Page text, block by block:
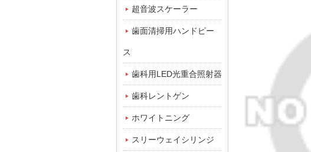
超音波スケーラー
歯面清掃用ハンドピー
ス
歯科用LED光重合照射器
歯科レントゲン
ホワイトニング
スリーウェイシリンジ